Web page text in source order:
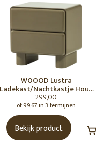
WOOOD Lustra
Ladekast/Nachtkastje Hout
Hoogglans Groen [Fsc]
299,00
of 99,67 in 3 termijnen
Bekijk product